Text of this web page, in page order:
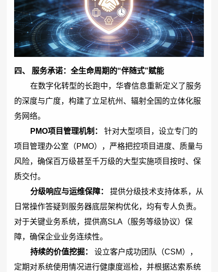
四、 服务承诺：全生命周期的“伴随式”赋能
在数字化转型的长跑中，华睿信息重新定义了服务
的深度与广度，构建了立足杭州、辐射全国的立体化服
务网络。
PMO项目管理机制：
针对大型项目，设立专门的
项目管理办公室（PMO），严格把控项目进度、质量与
风险，确保百万级甚至千万级的大型实施项目按时、保
质交付。
分级响应与运维保障：
提供分级技术支持体系，从
日常操作答疑到服务器底层架构优化，均有专人负责。
对于关键业务系统，提供高SLA（服务等级协议）保
障，确保企业业务连续性。
持续的价值挖掘：
设立客户成功团队（CSM），
定期对系统使用情况进行健康度巡检，并根据达索系统